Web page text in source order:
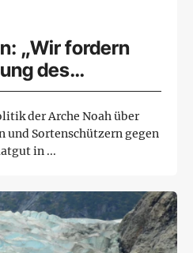
„Wir fordern
des
der Arche Noah über
und Sortenschützern gegen
in ...